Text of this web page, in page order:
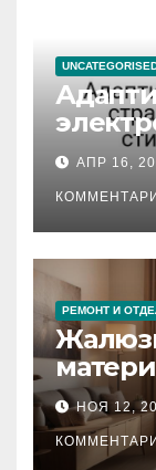
АПР 16,
РЕМОНТ И
НОЯ 12,